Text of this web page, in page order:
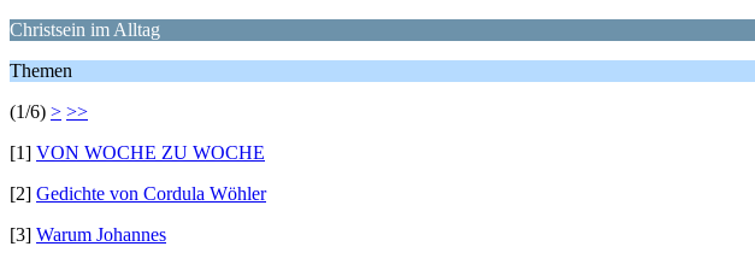
Christsein im Alltag
Themen
(1/6) > >>
[1] VON WOCHE ZU WOCHE
[2] Gedichte von Cordula Wöhler
[3] Warum Johannes